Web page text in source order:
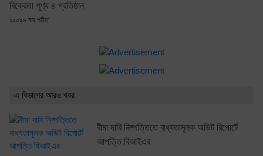
বিক্রেতা শূণ্য ৪ প্রতিষ্ঠান
১০০৯৯ বার পঠিত
এ বিভাগের আরও খবর
বীমা দাবি নিষ্পত্তিতে বাধ্যতামূলক অডিট রিপোর্টে
আপত্তি বিআইএর